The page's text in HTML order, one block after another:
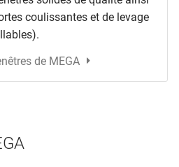
coulissantes et de levage
de MEGA